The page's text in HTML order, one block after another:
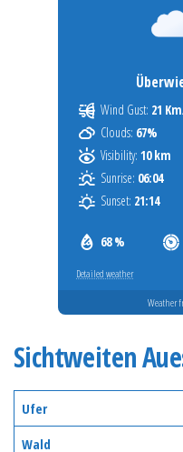
68 %
Wind Gust: 21
Clouds: 67%
Visibility: 10 km
Sunrise: 06:04
Sunset: 21:14
Detailed weather
Weather
Sichtweiten
Ufer
Wald